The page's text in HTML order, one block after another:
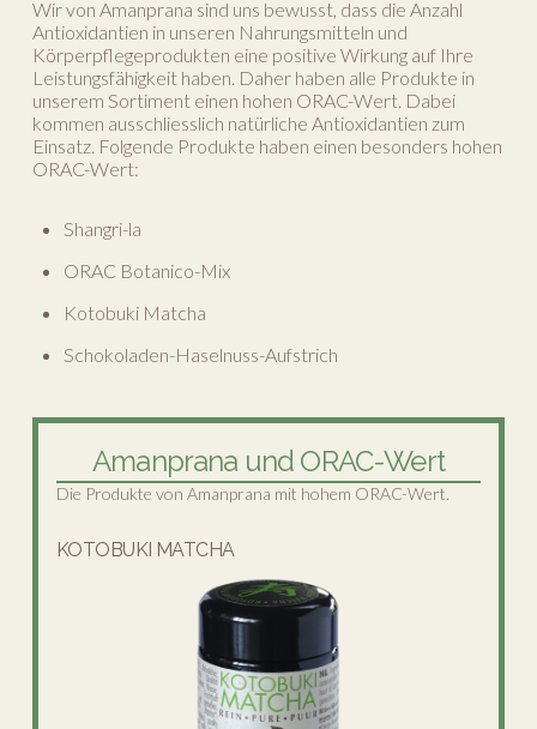
Wir von Amanprana sind uns bewusst, dass die Anzahl
Antioxidantien in unseren Nahrungsmitteln und
Körperpflegeprodukten eine positive Wirkung auf Ihre
Leistungsfähigkeit haben. Daher haben alle Produkte in
unserem Sortiment einen hohen ORAC-Wert. Dabei
kommen ausschliesslich natürliche Antioxidantien zum
Einsatz. Folgende Produkte haben einen besonders hohen
ORAC-Wert:
Shangri-la
ORAC Botanico-Mix
Kotobuki Matcha
Schokoladen-Haselnuss-Aufstrich
Amanprana und ORAC-Wert
Die Produkte von Amanprana mit hohem ORAC-Wert.
KOTOBUKI MATCHA